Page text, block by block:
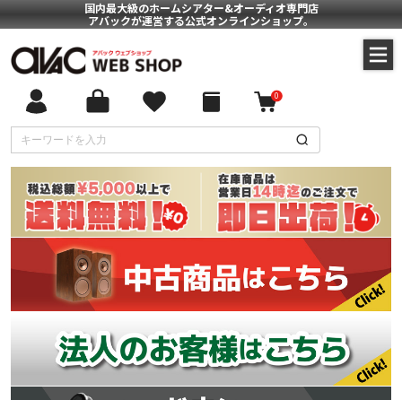
国内最大級のホームシアター&オーディオ専門店
アバックが運営する公式オンラインショップ。
0